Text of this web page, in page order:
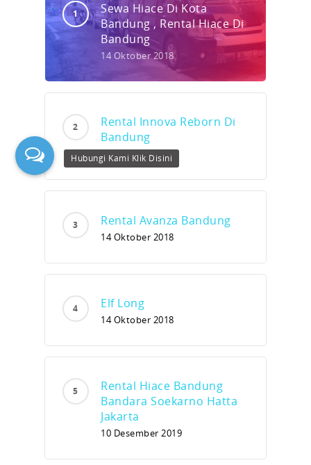
Sewa Hiace Di Kota
Bandung , Rental Hiace Di
Bandung
14 Oktober 2018
Rental Innova Reborn Di
Bandung
14 Oktober 2018
Rental Avanza Bandung
14 Oktober 2018
Elf Long
14 Oktober 2018
Rental Hiace Bandung
Bandara Soekarno Hatta
Jakarta
10 Desember 2019
Hubungi Kami Klik Disini